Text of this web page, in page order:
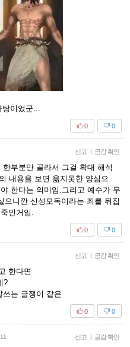
이었군...
0
0
신고 | 공감 확인
부분만 골라서 그걸 확대 해석
내용을 보면 옮지못한 양심으
한다는 의미임.그리고 예수가 무
으니깐 신성모독이라는 죄를 뒤집
인거임.
0
0
신고 | 공감 확인
한다면
?
는 글쟁이 같은
0
0
신고 | 공감 확인